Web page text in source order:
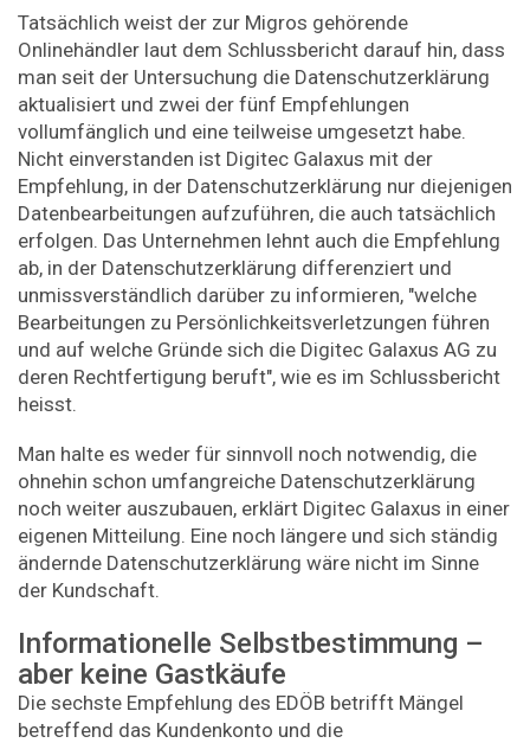
Tatsächlich weist der zur Migros gehörende
Onlinehändler laut dem Schlussbericht darauf hin, dass
man seit der Untersuchung die Datenschutzerklärung
aktualisiert und zwei der fünf Empfehlungen
vollumfänglich und eine teilweise umgesetzt habe.
Nicht einverstanden ist Digitec Galaxus mit der
Empfehlung, in der Datenschutzerklärung nur diejenigen
Datenbearbeitungen aufzuführen, die auch tatsächlich
erfolgen. Das Unternehmen lehnt auch die Empfehlung
ab, in der Datenschutzerklärung differenziert und
unmissverständlich darüber zu informieren, "welche
Bearbeitungen zu Persönlichkeitsverletzungen führen
und auf welche Gründe sich die Digitec Galaxus AG zu
deren Rechtfertigung beruft", wie es im Schlussbericht
heisst.
Man halte es weder für sinnvoll noch notwendig, die
ohnehin schon umfangreiche Datenschutzerklärung
noch weiter auszubauen, erklärt Digitec Galaxus in einer
eigenen Mitteilung. Eine noch längere und sich ständig
ändernde Datenschutzerklärung wäre nicht im Sinne
der Kundschaft.
Informationelle Selbstbestimmung –
aber keine Gastkäufe
Die sechste Empfehlung des EDÖB betrifft Mängel
betreffend das Kundenkonto und die